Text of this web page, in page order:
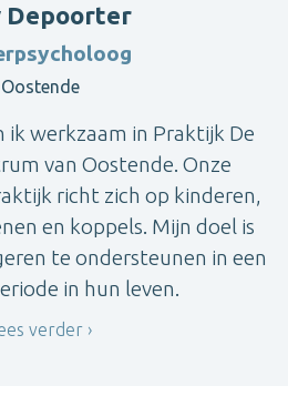
Depoorter
Oostende
ik werkzaam in Praktijk De
van Oostende. Onze
richt zich op kinderen,
en koppels. Mijn doel is
te ondersteunen in een
in hun leven.
verder